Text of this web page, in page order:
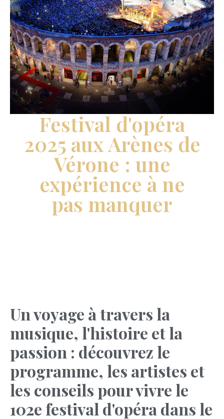
Festival d'opéra
2025 aux Arènes de
Vérone : une
expérience à ne
pas manquer
Un voyage à travers la
musique, l'histoire et la
passion : découvrez le
programme, les artistes et
les conseils pour vivre le
102e festival d'opéra dans le